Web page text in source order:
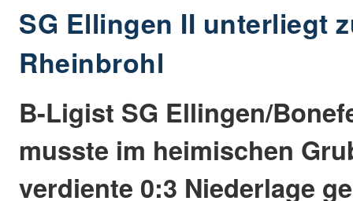
SG Ellingen II unterliegt
Rheinbrohl
B-Ligist SG Ellingen/
musste im heimischen
verdiente 0:3 Niederlage